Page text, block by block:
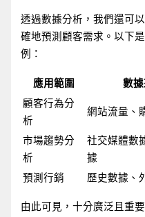
透過數據分析，我們還可
確地預測顧客需求。以下
例：
應用範圍 數
顧客行為分
析
網站流量、
市場趨勢分
析
社交媒體數
據
預測行銷 歷史數據、
由此可見，十分廣泛且重